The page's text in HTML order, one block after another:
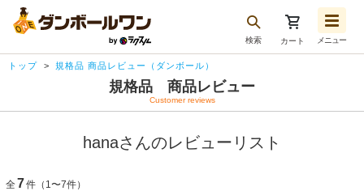
検索 カート メニュー
注文履歴
再注文
ログアウト
トップ 規格品 商品レビュー（ダンボール）
規格品 商品レビュー
Customer reviews
hanaさんのレビューリスト
全7件（1〜7件）